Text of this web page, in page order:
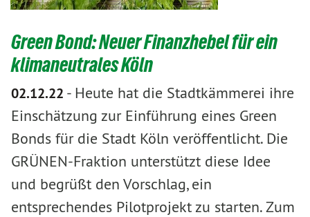
Green Bond: Neuer Finanzhebel für ein
klimaneutrales Köln
02.12.22 - Heute hat die Stadtkämmerei ihre
Einschätzung zur Einführung eines Green
Bonds für die Stadt Köln veröffentlicht. Die
GRÜNEN-Fraktion unterstützt diese Idee
und begrüßt den Vorschlag, ein
entsprechendes Pilotprojekt zu starten. Zum